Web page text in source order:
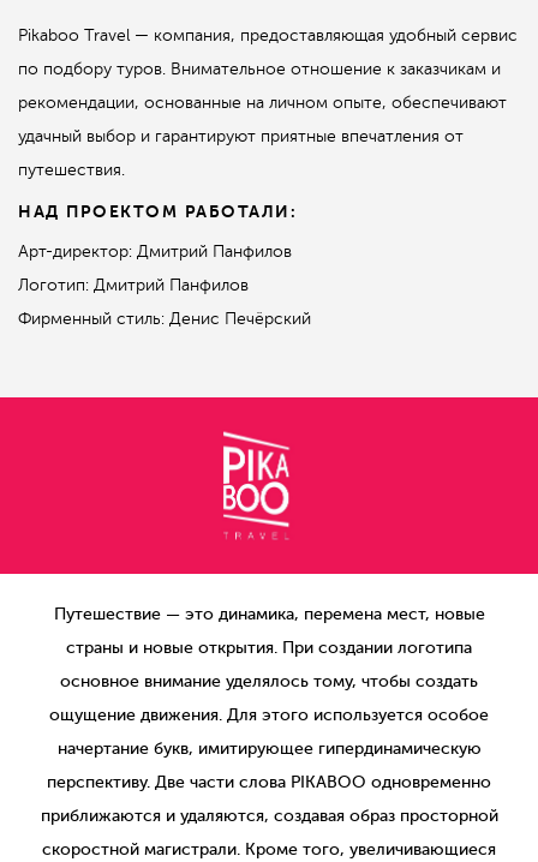
Pikaboo Travel — компания, предоставляющая удобный сервис
по подбору туров. Внимательное отношение к заказчикам и
рекомендации, основанные на личном опыте, обеспечивают
удачный выбор и гарантируют приятные впечатления от
путешествия.
НАД ПРОЕКТОМ РАБОТАЛИ:
Арт-директор: Дмитрий Панфилов
Логотип: Дмитрий Панфилов
Фирменный стиль: Денис Печёрский
Путешествие — это динамика, перемена мест, новые
страны и новые открытия. При создании логотипа
основное внимание уделялось тому, чтобы создать
ощущение движения. Для этого используется особое
начертание букв, имитирующее гипердинамическую
перспективу. Две части слова PIKABOO одновременно
приближаются и удаляются, создавая образ просторной
скоростной магистрали. Кроме того, увеличивающиеся